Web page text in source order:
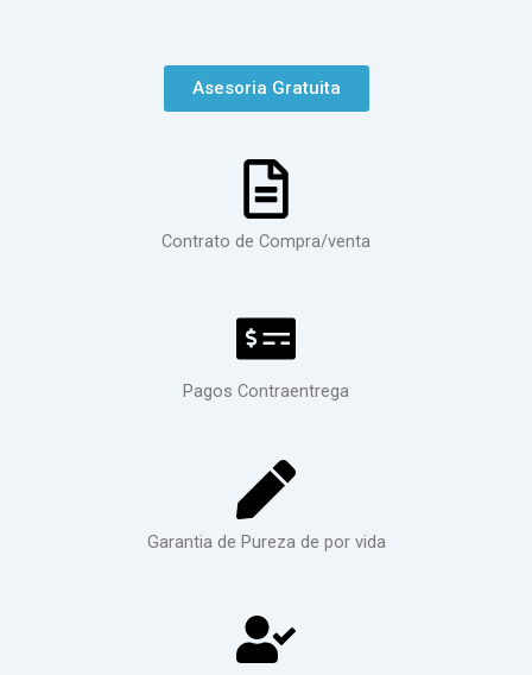
Asesoria Gratuita
Contrato de Compra/venta
Pagos Contraentrega
Garantia de Pureza de por vida